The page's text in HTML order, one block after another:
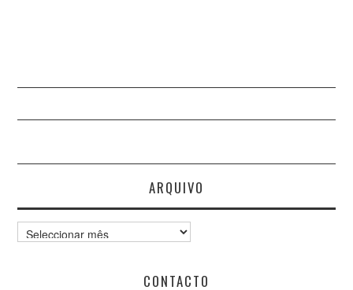
ARQUIVO
Arquivo
CONTACTO